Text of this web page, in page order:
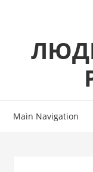
Main Navigation